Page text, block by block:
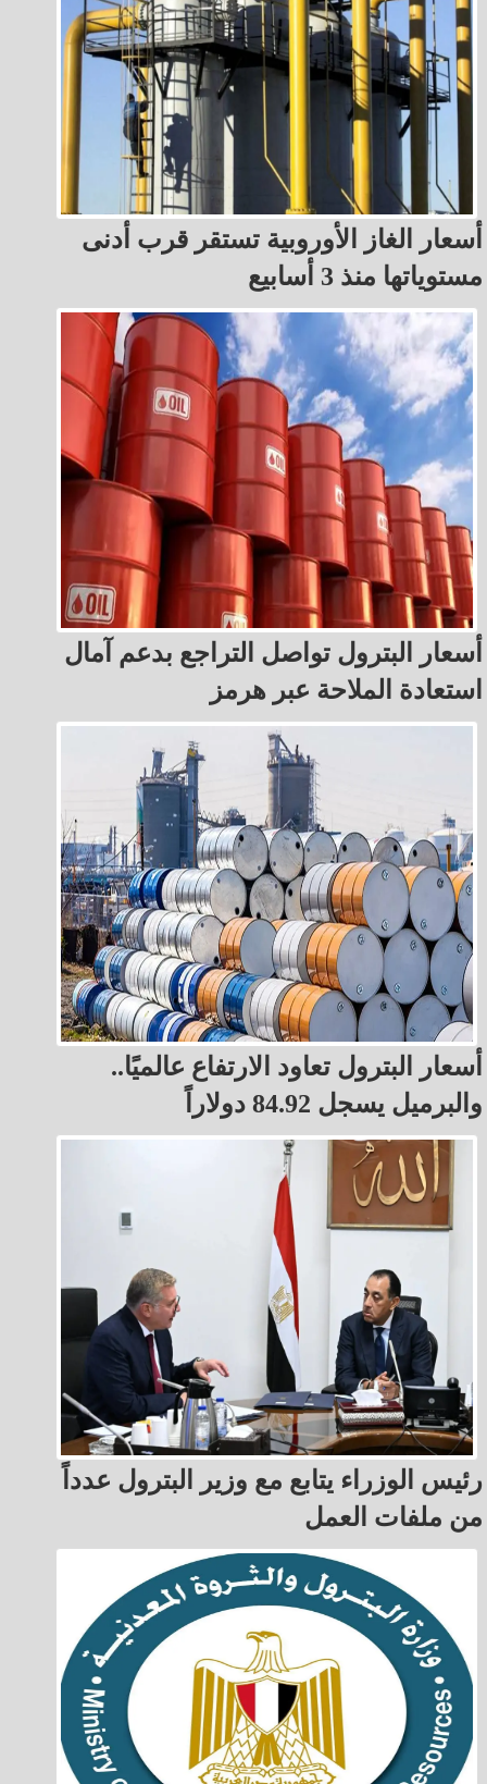
أسعار الغاز الأوروبية تستقر قرب أدنى
مستوياتها منذ 3 أسابيع
أسعار البترول تواصل التراجع بدعم آمال
استعادة الملاحة عبر هرمز
أسعار البترول تعاود الارتفاع عالميًا..
والبرميل يسجل 84.92 دولاراً
رئيس الوزراء يتابع مع وزير البترول عدداً
من ملفات العمل